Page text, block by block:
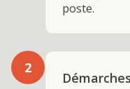
poste.
2